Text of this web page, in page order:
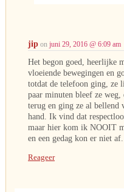
jip on juni 29, 2016 @ 6:09 am
Het begon goed, heerlijke
vloeiende bewegingen en
totdat de telefoon ging, ze
paar minuten bleef ze weg,
terug en ging ze al bellend
hand. Ik vind dat
maar hier kom ik NOOIT
en een gedag kon er niet
Reageer